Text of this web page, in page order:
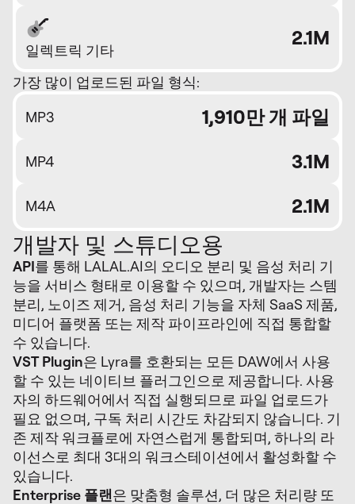
2.1M
일렉트릭 기타
가장 많이 업로드된 파일 형식:
1,910만 개 파일
MP3
3.1M
MP4
2.1M
M4A
개발자 및 스튜디오용
API를 통해 LALAL.AI의 오디오 분리 및 음성 처리 기
능을 서비스 형태로 이용할 수 있으며, 개발자는 스템
분리, 노이즈 제거, 음성 처리 기능을 자체 SaaS 제품,
미디어 플랫폼 또는 제작 파이프라인에 직접 통합할
수 있습니다.
VST Plugin은 Lyra를 호환되는 모든 DAW에서 사용
할 수 있는 네이티브 플러그인으로 제공합니다. 사용
자의 하드웨어에서 직접 실행되므로 파일 업로드가
필요 없으며, 구독 처리 시간도 차감되지 않습니다. 기
존 제작 워크플로에 자연스럽게 통합되며, 하나의 라
이선스로 최대 3대의 워크스테이션에서 활성화할 수
있습니다.
Enterprise 플랜은 맞춤형 솔루션, 더 많은 처리량 또